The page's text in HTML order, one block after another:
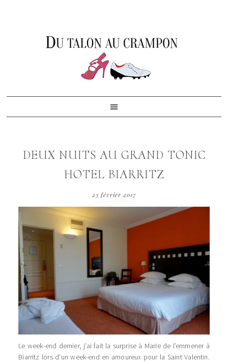
DEUX NUITS AU GRAND TONIC
HOTEL BIARRITZ
23 février 2017
Le week-end dernier, j’ai fait la surprise à Marie de l’emmener à
Biarritz lors d’un week-end en amoureux pour la Saint Valentin.